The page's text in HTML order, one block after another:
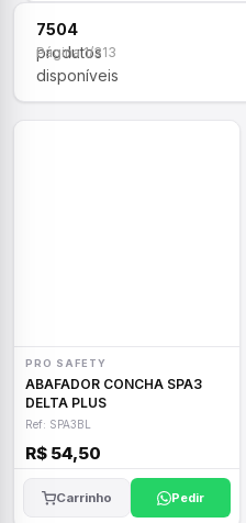
7504
produtos
disponíveis
Página 1/313
PRO SAFETY
ABAFADOR CONCHA SPA3
DELTA PLUS
Ref: SPA3BL
R$ 54,50
Carrinho Pedir